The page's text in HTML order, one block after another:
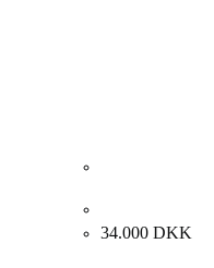
34.000 DKK